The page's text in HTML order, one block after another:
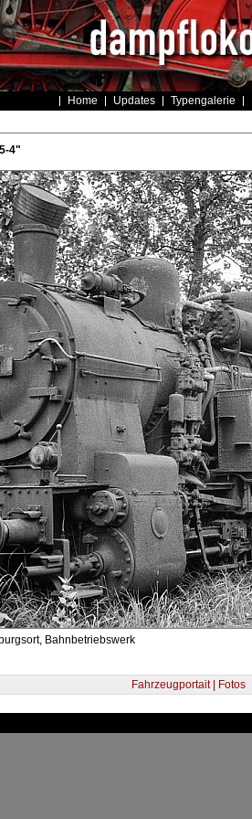
Home Updates Typengalerie
4"
Bahnbetriebswerk
Fahrzeugportait | Fotos